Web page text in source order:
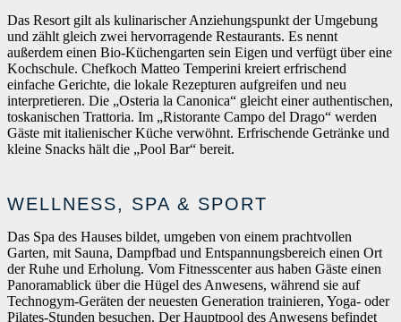
Das Resort gilt als kulinarischer Anziehungspunkt der Umgebung
und zählt gleich zwei hervorragende Restaurants. Es nennt
außerdem einen Bio-Küchengarten sein Eigen und verfügt über eine
Kochschule. Chefkoch Matteo Temperini kreiert erfrischend
einfache Gerichte, die lokale Rezepturen aufgreifen und neu
interpretieren. Die „Osteria la Canonica“ gleicht einer authentischen,
toskanischen Trattoria. Im „Ristorante Campo del Drago“ werden
Gäste mit italienischer Küche verwöhnt. Erfrischende Getränke und
kleine Snacks hält die „Pool Bar“ bereit.
WELLNESS, SPA & SPORT
Das Spa des Hauses bildet, umgeben von einem prachtvollen
Garten, mit Sauna, Dampfbad und Entspannungsbereich einen Ort
der Ruhe und Erholung. Vom Fitnesscenter aus haben Gäste einen
Panoramablick über die Hügel des Anwesens, während sie auf
Technogym-Geräten der neuesten Generation trainieren, Yoga- oder
Pilates-Stunden besuchen. Der Hauptpool des Anwesens befindet